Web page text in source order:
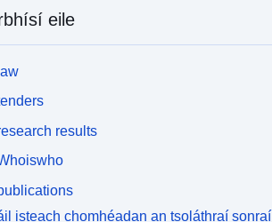
eile
results
isteach chomhéadan an tsoláthraí sonraí